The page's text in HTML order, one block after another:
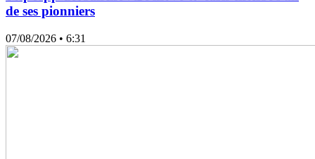
de ses pionniers
07/08/2026 • 6:31